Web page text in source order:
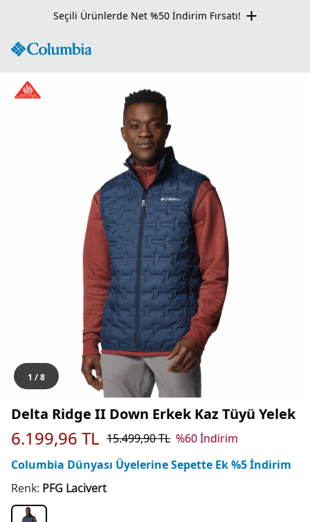
Seçili Ürünlerde Net %50 İndirim Fırsatı!
1 /8
Delta Ridge II Down Erkek Kaz Tüyü Yelek
6.199,96 TL 15.499,90TL %60İndirim
Columbia Dünyası Üyelerine Sepette Ek %5 İndirim
Renk: PFG Lacivert